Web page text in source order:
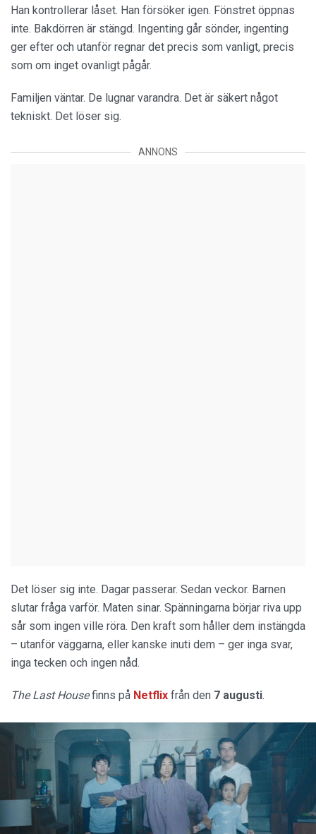
Han kontrollerar låset. Han försöker igen. Fönstret öppnas
inte. Bakdörren är stängd. Ingenting går sönder, ingenting
ger efter och utanför regnar det precis som vanligt, precis
som om inget ovanligt pågår.
Familjen väntar. De lugnar varandra. Det är säkert något
tekniskt. Det löser sig.
ANNONS
Det löser sig inte. Dagar passerar. Sedan veckor. Barnen
slutar fråga varför. Maten sinar. Spänningarna börjar riva upp
sår som ingen ville röra. Den kraft som håller dem instängda
– utanför väggarna, eller kanske inuti dem – ger inga svar,
inga tecken och ingen nåd.
The Last Housefinns på Netflix från den 7 augusti.